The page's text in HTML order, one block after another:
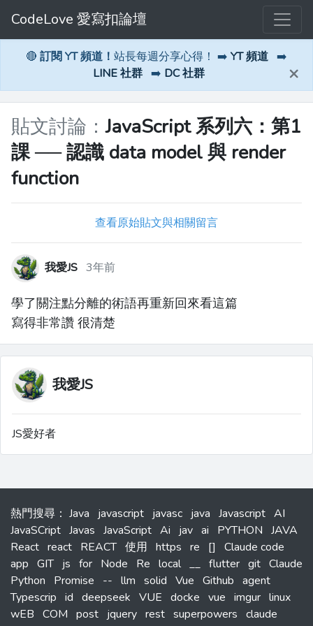
CodeLove 愛寫扣論壇
🔴 訂閱 YT 頻道！ 站長每週分享心得！ ➡️ YT 頻道 ➡️
LINE 社群 ➡️ DC 社群 ×
貼文討論：JavaScript 系列六：第1
課 ── 認識 data model 與 render
function
查看原始貼文與相關留言
我愛JS 3年前
學了關注點分離的術語再重新回來看這篇
寫得非常讚 很清楚
我愛JS
JS愛好者
熱門搜尋 ： Java javascript javasc java Javascript AI
JavaSCript Javas JavaScript Ai jav ai PYTHON JAVA
React react REACT 使用 https re []
Claude code
app GIT js for Node Re local __ flutter git Claude
Python
Promise -- llm solid Vue Github agent
Typescrip id deepseek VUE docke vue imgur linux
wEB COM post jquery rest superpowers claude